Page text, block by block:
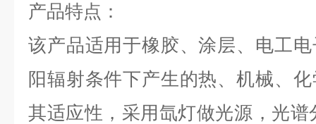
产品特点：
该产品适用于橡胶、涂层、电工
阳辐射条件下产生的热、机械、
其适应性，采用氙灯做光源，光